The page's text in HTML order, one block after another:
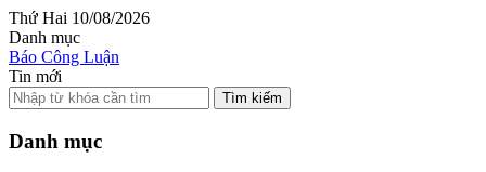
Thứ Hai 10/08/2026
Danh mục
Báo Công Luận
Tin mới
Tìm kiếm
Danh mục